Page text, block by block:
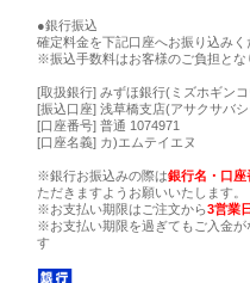
●銀行振込
確定料金を下記口座へお振り込みく
※振込手数料はお客様のご負担とな
[取扱銀行] みずほ銀行(ミズホギン
[振込口座] 浅草橋支店(アサクサバ
[口座番号] 普通 1074971
[口座名義] カ)エムテイエヌ
※銀行お振込みの際は銀行名・口
ただきますようお願いいたします。
※お支払い期限はご注文から3営業
※お支払い期限を過ぎてもご入金が
す